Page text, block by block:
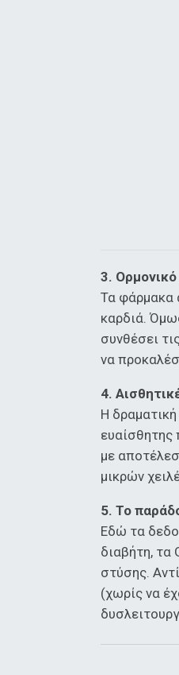
3. Ορμονικό
Τα φάρμακα
καρδιά.
συνθέσει
να
4.
Η
ευαίσθητης
με
μικρών
5. Το
Εδώ τα
διαβήτη, τα
στύσης.
(χωρίς να